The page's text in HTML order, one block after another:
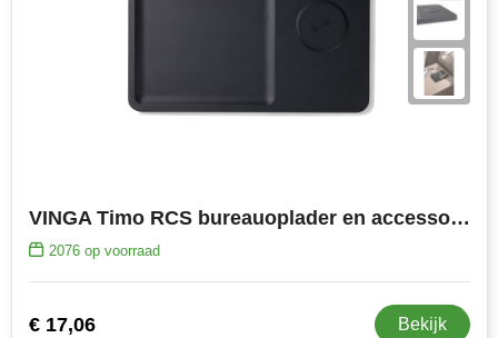
VINGA Timo RCS bureauoplader en accessoirebakje
2076op voorraad
€ 17,06 Bekijk